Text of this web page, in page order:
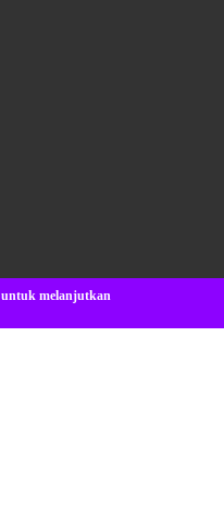
melanjutkan